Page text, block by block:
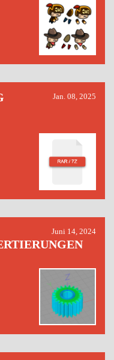
Jan. 08, 2025
Juni 14, 2024